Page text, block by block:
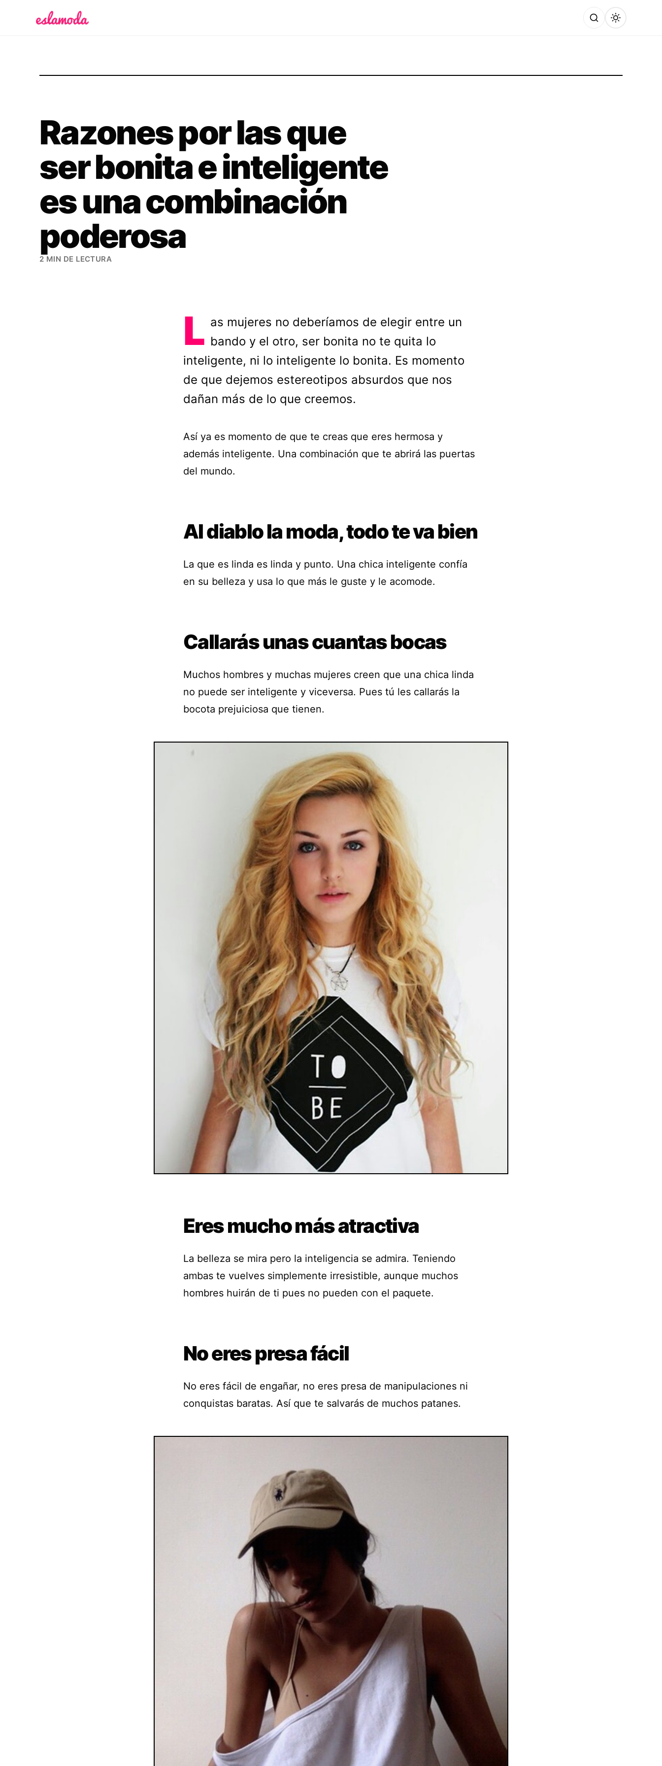
Razones por las que
ser bonita e inteligente
es una combinación
poderosa
2 MIN DE LECTURA
L as mujeres no deberíamos de elegir entre un
bando y el otro, ser bonita no te quita lo
inteligente, ni lo inteligente lo bonita. Es momento
de que dejemos estereotipos absurdos que nos
dañan más de lo que creemos.
Así ya es momento de que te creas que eres hermosa y
además inteligente. Una combinación que te abrirá las puertas
del mundo.
Al diablo la moda, todo te va bien
La que es linda es linda y punto. Una chica inteligente confía
en su belleza y usa lo que más le guste y le acomode.
Callarás unas cuantas bocas
Muchos hombres y muchas mujeres creen que una chica linda
no puede ser inteligente y viceversa. Pues tú les callarás la
bocota prejuiciosa que tienen.
Eres mucho más atractiva
La belleza se mira pero la inteligencia se admira. Teniendo
ambas te vuelves simplemente irresistible, aunque muchos
hombres huirán de ti pues no pueden con el paquete.
No eres presa fácil
No eres fácil de engañar, no eres presa de manipulaciones ni
conquistas baratas. Así que te salvarás de muchos patanes.